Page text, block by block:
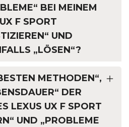
BEI MEINEM
F SPORT
UND
„LÖSEN“?
METHODEN“,
DER
LEXUS UX F SPORT
UND „PROBLEME